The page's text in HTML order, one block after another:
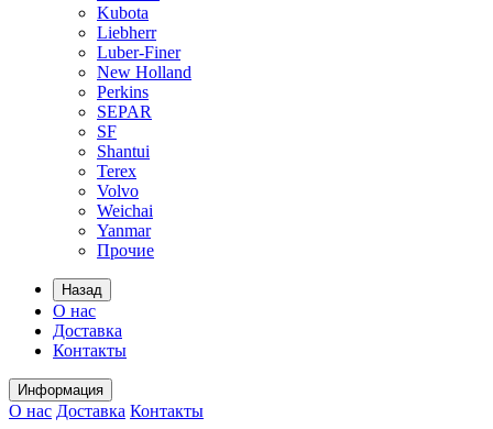
Kubota
Liebherr
Luber-Finer
New Holland
Perkins
SEPAR
SF
Shantui
Terex
Volvo
Weichai
Yanmar
Прочие
Назад
О нас
Доставка
Контакты
Информация
О нас Доставка Контакты